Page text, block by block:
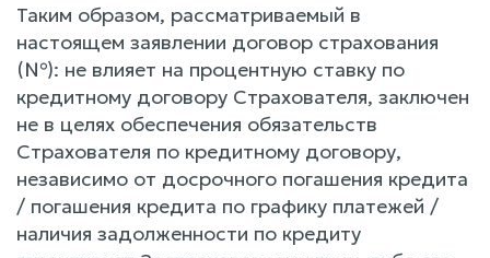
Таким образом, рассматриваемый в
настоящем заявлении договор страхования
(№): не влияет на процентную ставку по
кредитному договору Страхователя, заключен
не в целях обеспечения обязательств
Страхователя по кредитному договору,
независимо от досрочного погашения кредита
/ погашения кредита по графику платежей /
наличия задолженности по кредиту